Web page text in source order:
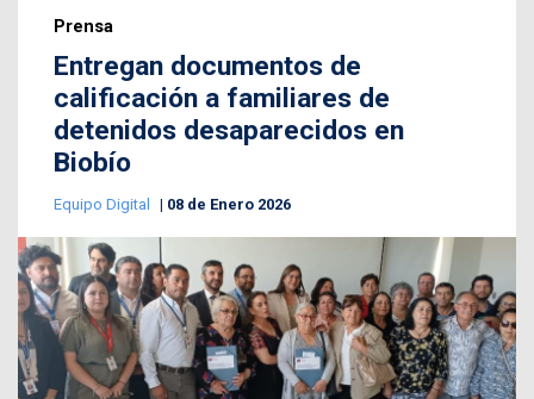
Prensa
Entregan documentos de
calificación a familiares de
detenidos desaparecidos en
Biobío
Equipo Digital 08 de Enero 2026